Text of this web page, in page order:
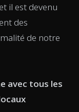
il est devenu
des
de notre
avec tous les